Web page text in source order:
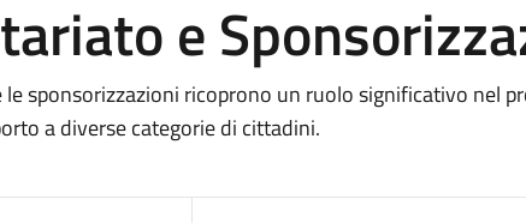
e
sponsorizzazioni ricoprono un ruolo significativo nel
a diverse categorie di cittadini.